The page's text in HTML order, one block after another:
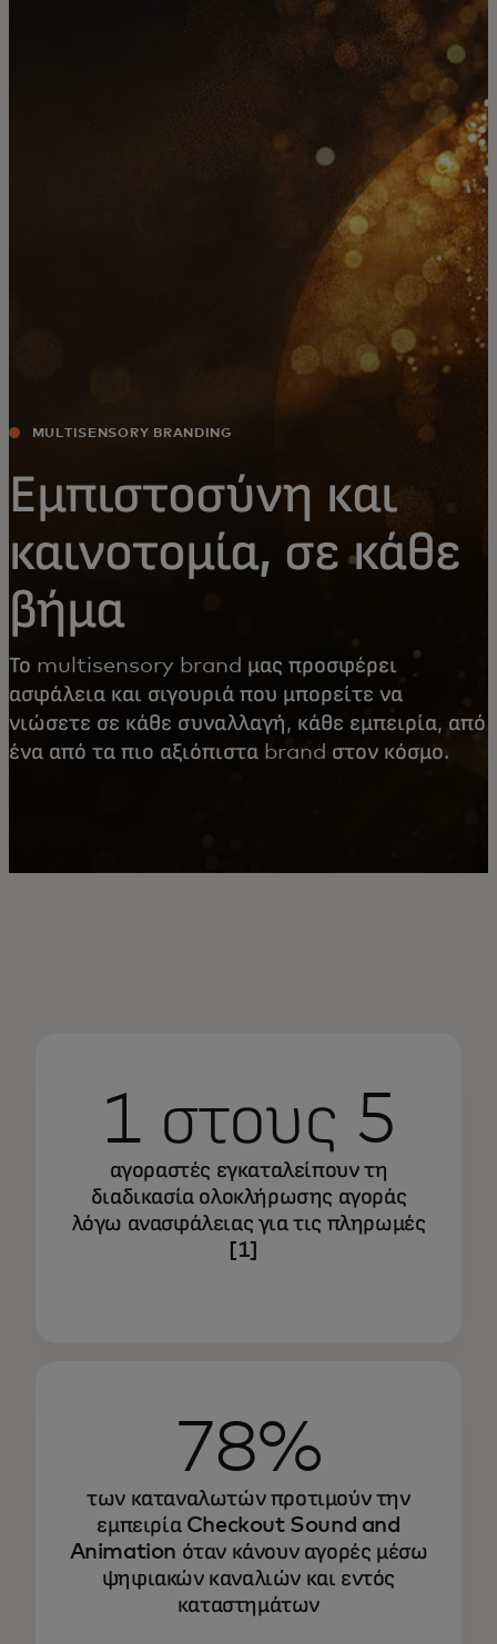
MULTISENSORY BRANDING
Εμπιστοσύνη και
καινοτομία, σε κάθε
βήμα
Το multisensory brand μας προσφέρει
ασφάλεια και σιγουριά που μπορείτε να
νιώσετε σε κάθε συναλλαγή, κάθε εμπειρία, από
ένα από τα πιο αξιόπιστα brand στον κόσμο.
1 στους 5
αγοραστές εγκαταλείπουν τη
διαδικασία ολοκλήρωσης αγοράς
λόγω ανασφάλειας για τις πληρωμές
[1]
78%
των καταναλωτών προτιμούν την
εμπειρία Checkout Sound and
Animation όταν κάνουν αγορές μέσω
ψηφιακών καναλιών και εντός
καταστημάτων